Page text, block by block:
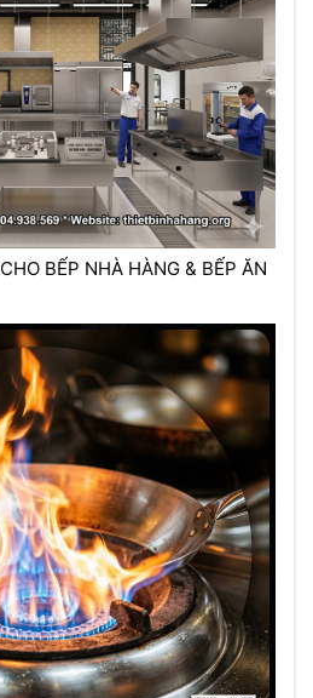
BẾP NHÀ HÀNG & BẾP ĂN